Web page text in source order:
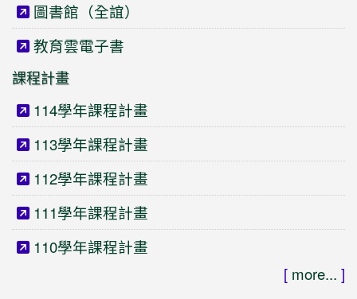
圖書館（全誼）
教育雲電子書
課程計畫
114學年課程計畫
113學年課程計畫
112學年課程計畫
111學年課程計畫
110學年課程計畫
[ more... ]